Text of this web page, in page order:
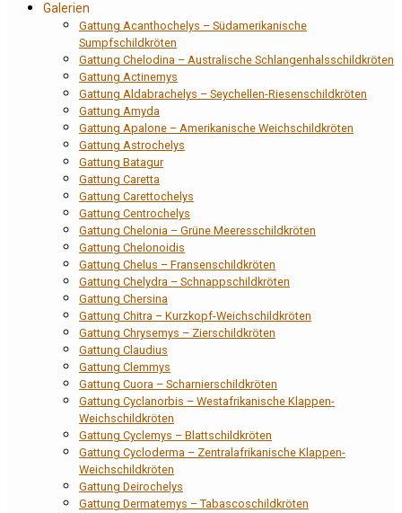
Galerien
Gattung Acanthochelys – Südamerikanische
Sumpfschildkröten
Gattung Chelodina – Australische Schlangenhalsschildkröten
Gattung Actinemys
Gattung Aldabrachelys – Seychellen-Riesenschildkröten
Gattung Amyda
Gattung Apalone – Amerikanische Weichschildkröten
Gattung Astrochelys
Gattung Batagur
Gattung Caretta
Gattung Carettochelys
Gattung Centrochelys
Gattung Chelonia – Grüne Meeresschildkröten
Gattung Chelonoidis
Gattung Chelus – Fransenschildkröten
Gattung Chelydra – Schnappschildkröten
Gattung Chersina
Gattung Chitra – Kurzkopf-Weichschildkröten
Gattung Chrysemys – Zierschildkröten
Gattung Claudius
Gattung Clemmys
Gattung Cuora – Scharnierschildkröten
Gattung Cyclanorbis – Westafrikanische Klappen-
Weichschildkröten
Gattung Cyclemys – Blattschildkröten
Gattung Cycloderma – Zentralafrikanische Klappen-
Weichschildkröten
Gattung Deirochelys
Gattung Dermatemys – Tabascoschildkröten